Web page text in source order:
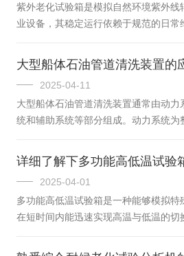
能够确保测试条件的稳定性和重复性
能够在较宽的温度范围内工作，满足
紫外老化试验箱是模拟自然环境紫外
业设备，其稳定运行依赖于规范的日常
以下从维护要点、灯管更换步骤和注意
导。1.日常维护要点(1)设备清洁箱体
和样品架，避免灰尘或残留样品影响
使用和无尘布清洁灯管表面，去除指纹
后进行）。(2)关键系统检查辐照度监
方辐照计验证紫外输出强度，确保符合
大型船体石油管道清洗装置的
2025-04-11
大型船体石油管道清洗装置通常由动力
统和辅助系统等部分组成。动力系统为
它们能够根据清洗需求提供不同大小的
置的核心部分，包括高压水泵、化学清
部件等。高压水泵负责将水加压并输送
冲洗；化学清洗剂注入装置能够准确控
时间，确保化学清洗的效果；机械清洗
详细了解下多功能高低温试验
2025-04-01
多功能高低温试验箱是一种能够模拟特
在短时间内能迅速实现高温与低温的切
来控制设备内部的温度，从而模拟出高